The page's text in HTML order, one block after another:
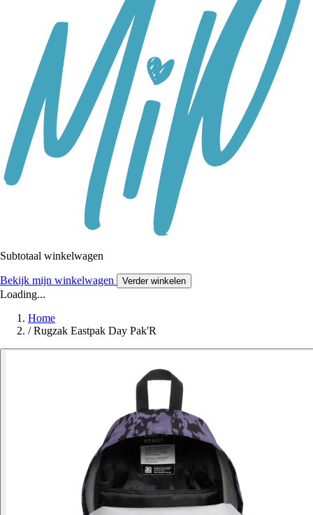
Subtotaal winkelwagen
Bekijk mijn winkelwagen Verder winkelen
Loading...
Home
/ Rugzak Eastpak Day Pak'R